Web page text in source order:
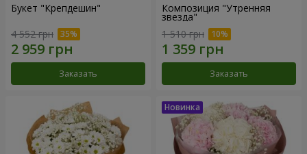
Букет "Крепдешин"
4 552 грн
Заказать
Композиция "Утренняя
звезда"
1 510 грн
Заказать